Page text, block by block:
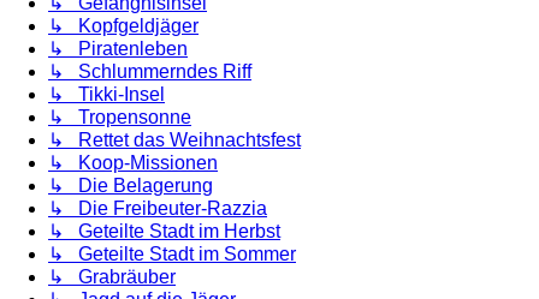
↳ Kopfgeldjäger
↳ Piratenleben
↳ Schlummerndes Riff
↳ Tikki-Insel
↳ Tropensonne
↳ Rettet das Weihnachtsfest
↳ Koop-Missionen
↳ Die Belagerung
↳ Die Freibeuter-Razzia
↳ Geteilte Stadt im Herbst
↳ Geteilte Stadt im Sommer
↳ Grabräuber